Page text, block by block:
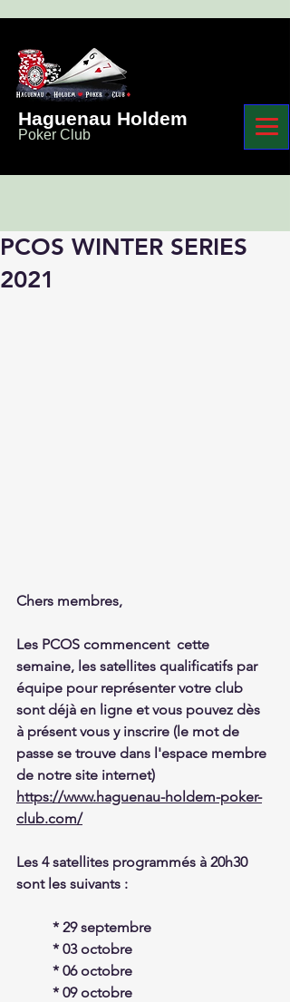
Haguenau Holdem
Poker Club
PCOS WINTER SERIES
2021
Chers membres,
Les PCOS commencent  cette
semaine, les satellites qualificatifs par
équipe pour représenter votre club
sont déjà en ligne et vous pouvez dès
à présent vous y inscrire (le mot de
passe se trouve dans l'espace membre
de notre site internet)
https://www.haguenau-holdem-poker-
club.com/
Les 4 satellites programmés à 20h30
sont les suivants :
	* 29 septembre
	* 03 octobre
	* 06 octobre
	* 09 octobre